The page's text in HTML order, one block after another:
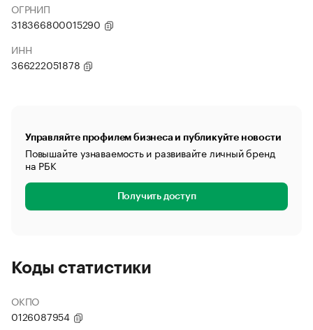
ОГРНИП
318366800015290
ИНН
366222051878
Управляйте профилем бизнеса и публикуйте новости
Повышайте узнаваемость и развивайте личный бренд
на РБК
Получить доступ
Коды статистики
ОКПО
0126087954